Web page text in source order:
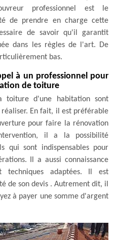
professionnel est le
de prendre en charge cette
de savoir qu'il garantit
dans les règles de l'art. De
bas.
à un professionnel pour
de toiture
toiture d'une habitation sont
En fait, il est préférable
pour faire la rénovation
il a la possibilité
qui sont indispensables pour
Il a aussi connaissance
techniques adaptées. Il est
de son devis . Autrement dit, il
à payer une somme d'argent